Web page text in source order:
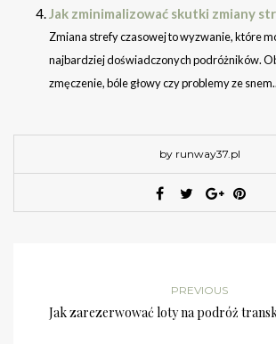
Jak zminimalizować skutki zmiany
Zmiana strefy czasowej to wyzwanie, które
najbardziej doświadczonych podróżników.
zmęczenie, bóle głowy czy problemy ze
by runway37.pl
PREVIOUS
Jak zarezerwować loty na podróż